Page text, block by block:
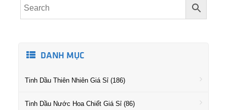
DANH MỤC
Tinh Dầu Thiên Nhiên Giá Sỉ (186)
Tinh Dầu Nước Hoa Chiết Giá Sỉ (86)